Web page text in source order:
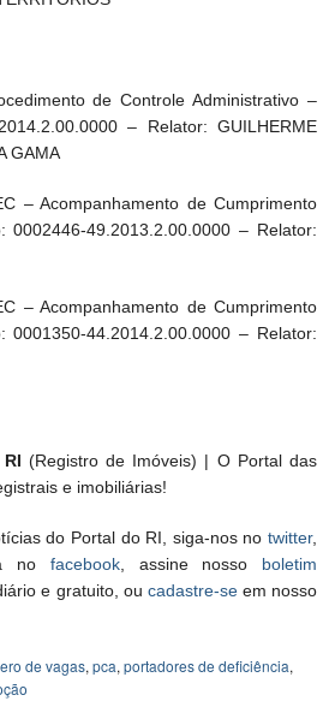
de Controle Administrativo –
– Relator: GUILHERME
GAMA
– Acompanhamento de Cumprimento
0002446-49.2013.2.00.0000 – Relator:
– Acompanhamento de Cumprimento
0001350-44.2014.2.00.0000 – Relator:
(Registro de Imóveis) | O Portal das
e imobiliárias!
do Portal do RI, siga-nos no twitter,
no facebook, assine nosso boletim
diário e gratuito, ou cadastre-seem nosso
de vagas, pca, portadores de deficiência,